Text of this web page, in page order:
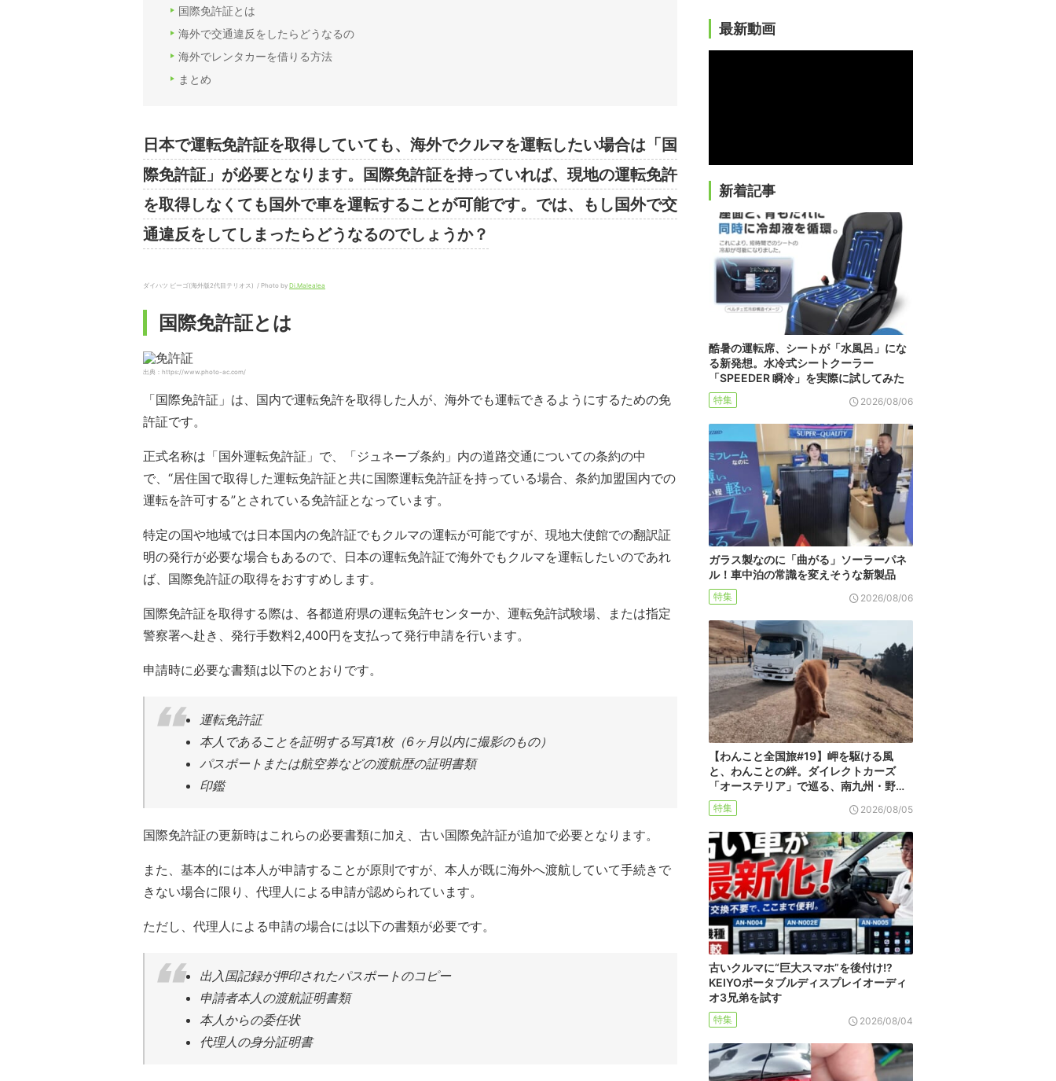
国際免許証とは
海外で交通違反をしたらどうなるの
海外でレンタカーを借りる方法
まとめ
日本で運転免許証を取得していても、海外でクルマを運転したい場合は「国
際免許証」が必要となります。国際免許証を持っていれば、現地の運転免許
を取得しなくても国外で車を運転することが可能です。では、もし国外で交
通違反をしてしまったらどうなるのでしょうか？
ダイハツ ビーゴ(海外版2代目テリオス) / Photo by Di.Malealea
国際免許証とは
出典：https://www.photo-ac.com/
「国際免許証」は、国内で運転免許を取得した人が、海外でも運転できるようにするための免
許証です。
正式名称は「国外運転免許証」で、「ジュネーブ条約」内の道路交通についての条約の中
で、“居住国で取得した運転免許証と共に国際運転免許証を持っている場合、条約加盟国内での
運転を許可する”とされている免許証となっています。
特定の国や地域では日本国内の免許証でもクルマの運転が可能ですが、現地大使館での翻訳証
明の発行が必要な場合もあるので、日本の運転免許証で海外でもクルマを運転したいのであれ
ば、国際免許証の取得をおすすめします。
国際免許証を取得する際は、各都道府県の運転免許センターか、運転免許試験場、または指定
警察署へ赴き、発行手数料2,400円を支払って発行申請を行います。
申請時に必要な書類は以下のとおりです。
運転免許証
本人であることを証明する写真1枚（6ヶ月以内に撮影のもの）
パスポートまたは航空券などの渡航歴の証明書類
印鑑
国際免許証の更新時はこれらの必要書類に加え、古い国際免許証が追加で必要となります。
また、基本的には本人が申請することが原則ですが、本人が既に海外へ渡航していて手続きで
きない場合に限り、代理人による申請が認められています。
ただし、代理人による申請の場合には以下の書類が必要です。
出入国記録が押印されたパスポートのコピー
申請者本人の渡航証明書類
本人からの委任状
代理人の身分証明書
最新動画
新着記事
酷暑の運転席、シートが「水風呂」にな
る新発想。水冷式シートクーラー
「SPEEDER 瞬冷」を実際に試してみた
特集 2026/08/06
ガラス製なのに「曲がる」ソーラーパネ
ル！車中泊の常識を変えそうな新製品
特集 2026/08/06
【わんこと全国旅#19】岬を駆ける風
と、わんことの絆。ダイレクトカーズ
「オーステリア」で巡る、南九州・野…
特集 2026/08/05
古いクルマに“巨大スマホ”を後付け!?
KEIYOポータブルディスプレイオーディ
オ3兄弟を試す
特集 2026/08/04